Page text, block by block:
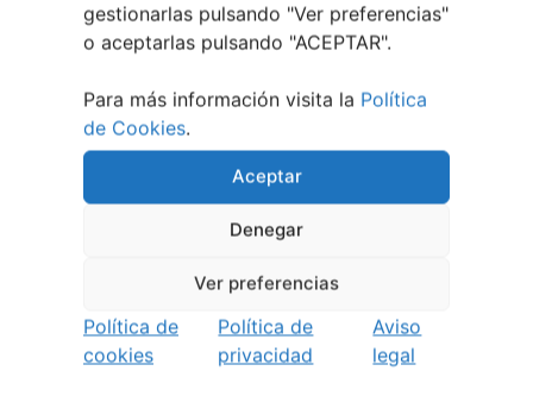
gestionarlas pulsando "Ver preferencias"
o aceptarlas pulsando "ACEPTAR".
Para más información visita la Política
de Cookies.
Aceptar
Denegar
Ver preferencias
Política de
cookies
Política de
privacidad
Aviso
legal
1 julio, 2026
Noites de Cine 2026 | O
Barco de Valdeorras